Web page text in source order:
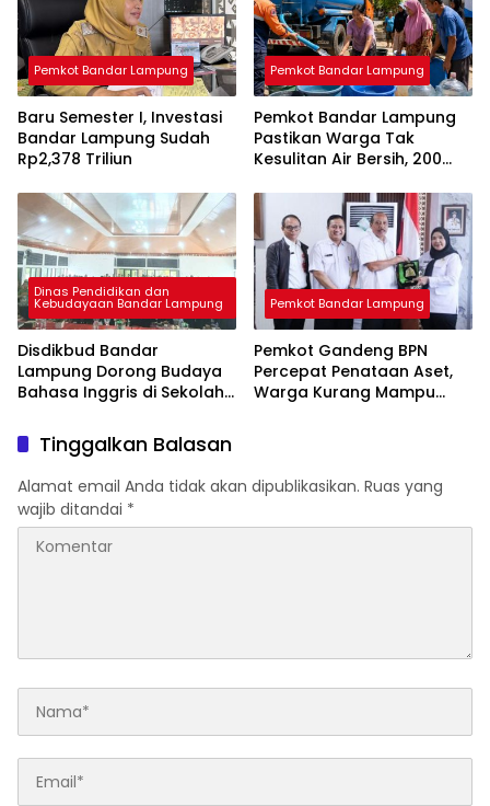
Pemkot Bandar Lampung
Baru Semester I, Investasi
Bandar Lampung Sudah
Rp2,378 Triliun
Pemkot Bandar Lampung
Pemkot Bandar Lampung
Pastikan Warga Tak
Kesulitan Air Bersih, 200
Dinas Pendidikan dan
Kebudayaan Bandar Lampung
Disdikbud Bandar
Lampung Dorong Budaya
Bahasa Inggris di Sekolah
Berprestasi
Pemkot Bandar Lampung
Pemkot Gandeng BPN
Percepat Penataan Aset,
Warga Kurang Mampu
Tinggalkan Balasan
Alamat email Anda tidak akan dipublikasikan. Ruas yang
wajib ditandai *